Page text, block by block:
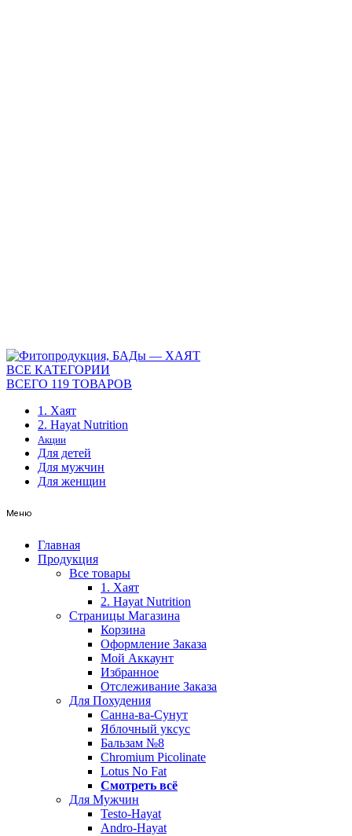
ВСЕ КАТЕГОРИИ
ВСЕГО 119 ТОВАРОВ
1. Хаят
2. Hayat Nutrition
Акции
Для детей
Для мужчин
Для женщин
Меню
Главная
Продукция
Все товары
1. Хаят
2. Hayat Nutrition
Страницы Магазина
Корзина
Оформление Заказа
Мой Аккаунт
Избранное
Отслеживание Заказа
Для Похудения
Санна-ва-Сунут
Яблочный уксус
Бальзам №8
Chromium Picolinate
Lotus No Fat
Смотреть всё
Для Мужчин
Testo-Hayat
Andro-Hayat